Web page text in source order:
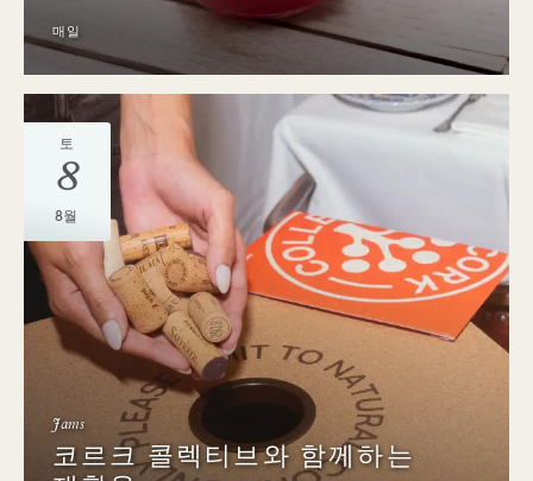
매일
토
8
8월
Jams
코르크 콜렉티브와 함께하는